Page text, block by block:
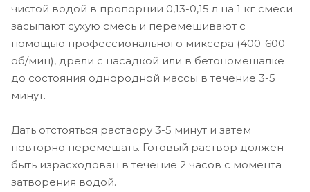
чистой водой в пропорции 0,13-0,15 л на 1 кг смеси
засыпают сухую смесь и перемешивают с
помощью профессионального миксера (400-600
об/мин), дрели с насадкой или в бетономешалке
до состояния однородной массы в течение 3-5
минут.
Дать отстояться раствору 3-5 минут и затем
повторно перемешать. Готовый раствор должен
быть израсходован в течение 2 часов с момента
затворения водой.